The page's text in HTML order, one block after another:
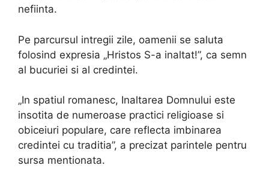
nefiinta.
Pe parcursul intregii zile, oamenii se saluta
folosind expresia „Hristos S-a inaltat!”, ca semn
al bucuriei si al credintei.
„In spatiul romanesc, Inaltarea Domnului este
insotita de numeroase practici religioase si
obiceiuri populare, care reflecta imbinarea
credintei cu traditia”, a precizat parintele pentru
sursa mentionata.